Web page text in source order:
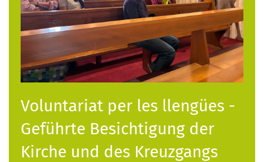
Voluntariat per les llengües -
Geführte Besichtigung der
Kirche und des Kreuzgangs